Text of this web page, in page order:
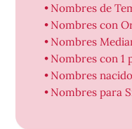
Nombres de
Nombres con
Nombres
Nombres con 1
Nombres
Nombres para